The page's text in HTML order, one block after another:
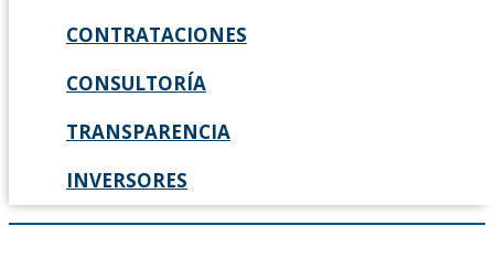
CONTRATACIONES
CONSULTORÍA
TRANSPARENCIA
INVERSORES